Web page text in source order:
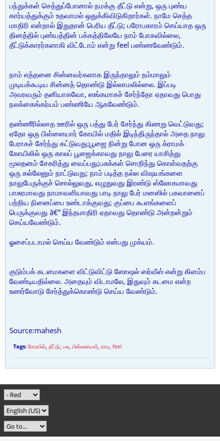
பந்துக்கள் செத்துப்போனால் நமக்கு தீட்டு என்று, ஒரு புண்ய
கார்யத்துக்கும் உதவாமல் ஒதுக்கிவிடுகிறார்கள். நாமே செத்த
மாதிரி என்றால் இதுதான் பெரிய தீட்டு; பரோபகாரம் செய்யாத ஒரு
தினத்தில் புண்யத்தின் பக்கத்திலேயே நாம் போகவில்லை,
தீட்டுக்காரர்களாகி விட்டோம் என்று feel பண்ணவேண்டும்.
நாம் எத்தனை சின்னவர்களாக இருந்தாலும் நம்மாலும்
முடியக்கூடிய சின்னத் தொண்டு இல்லாமலில்லை. இப்படி
அவரவரும் தனியாகவோ, ஸங்கமாகச் சேர்ந்தோ ஏதாவது பொது
நலக்கைங்கர்யம் பண்ணியே ஆகவேண்டும்.
தண்ணீரில்லாத ஊரில் ஒரு பத்து பேர் சேர்ந்து கிணறு வெட்டுவது;
ஏதோ ஒரு பிள்ளையார் கோயில் மதில் இடிந்திருந்தால் அதை நாலு
பேராகச் சேர்ந்து கட்டுவது;பூஜை நின்று போன ஒரு க்ராமக்
கோயிலில் ஒரு காலப் பூஜைக்காவது நாலு பேரை யாசித்து
மூலதனம் சேகரித்து வைப்பது;பசுக்கள் சொறிந்து கொள்வதற்கு
ஒரு கல்லேனும் நாட்டுவது; நாம் படித்த நல்ல விஷயங்களை
நாலுபேருக்குச் சொல்லுவது, எழுதுவது இரண்டு ஸ்லோகமாவது
பாசுரமாவது நாமாவளியாவது பாடி நாலு பேர் மனஸில் பகவானைப்
பற்றிய நினைப்பை உண்டாக்குவது; குப்பை கூளங்களைப்
பெருக்குவது â€” இந்தமாதிரி ஏதாவது தொண்டு அன்றன்றும்
செய்யவேண்டும்.
ஓசைப்படாமல் செய்ய வேண்டும் என்பது முக்யம்.
குடும்பக் கடமைகளை விட்டுவிட்டு ஸோஷல் ஸர்வீஸ் என்று கிளம்ப
வேண்டியதில்லை. அதையும் விடாமலே, இதுவும் கடமை என்ற
உணர்வோடு சேர்த்துக்கொண்டு செய்ய வேண்டும்.
Source:mahesh
Tags: கோயில், தீட்டு, பசு, பிள்ளையார், ராம, feel